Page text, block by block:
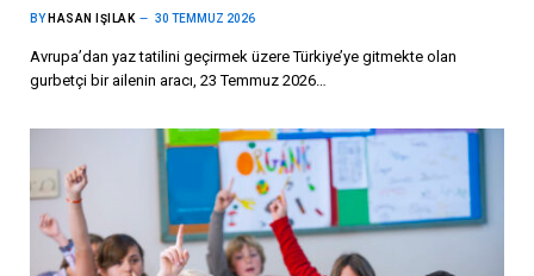
BY HASAN IŞILAK 30 TEMMUZ 2026
Avrupa’dan yaz tatilini geçirmek üzere Türkiye’ye gitmekte olan
gurbetçi bir ailenin aracı, 23 Temmuz 2026…